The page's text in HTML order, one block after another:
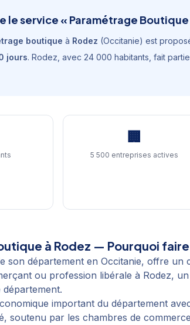
le service « Paramétrage Boutique
boutique à Rodez (Occitanie) est
jours. Rodez , avec 24 000 habitants , fait
🏢
5 500 entreprises actives
à Rodez — Pourquoi
son département en Occitanie, offre
ou profession libérale à Rodez,
important du département
soutenu par les chambres de